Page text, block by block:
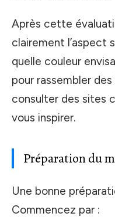
Après cette
clairement l’aspect
quelle couleur
pour rassembler
consulter des sites
vous inspirer.
Préparation du
Une bonne
Commencez par :